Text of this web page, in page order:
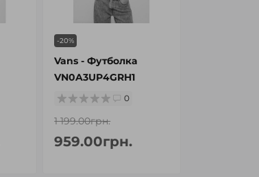
-20%
Vans - Футболка
VN0A3UP4GRH1
0
1 199.00грн.
959.00грн.